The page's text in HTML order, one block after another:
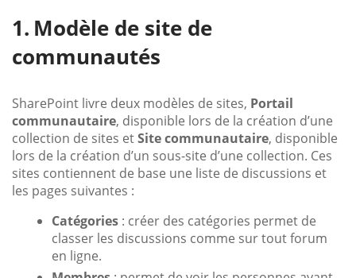
Modèle de site de
communautés
SharePoint livre deux modèles de sites, Portail
communautaire, disponible lors de la création d’une
collection de sites etSite communautaire, disponible
lors de la création d’un sous-site d’une collection. Ces
sites contiennent de base une liste de discussions et
les pages suivantes :
Catégories : créer des catégories permet de
classer les discussions comme sur tout forum
en ligne.